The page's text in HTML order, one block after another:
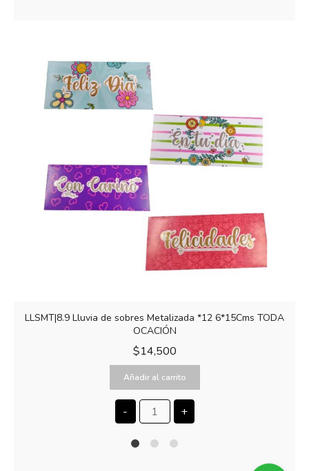
LLSMT|8.9 Lluvia de sobres Metalizada *12 6*15Cms TODA
OCACIÓN
$14,500
Añadir al carrito
- +